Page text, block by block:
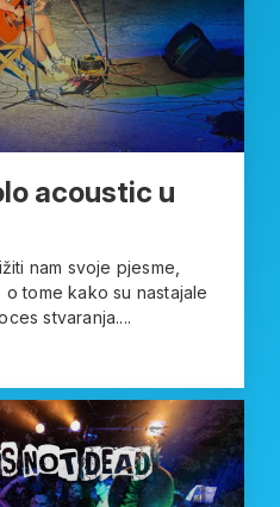
acoustic u
nam svoje pjesme,
tome kako su nastajale
stvaranja....